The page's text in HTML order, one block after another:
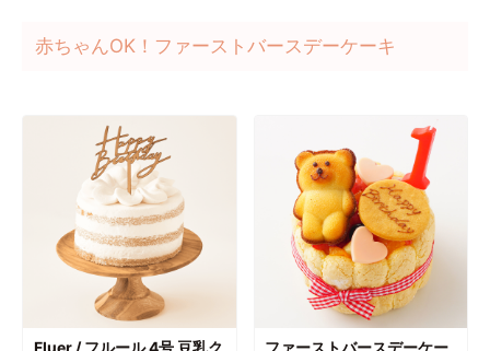
赤ちゃんOK！ファーストバースデーケーキ
Fluer / フルール 4号 豆乳ク ファーストバースデーケー